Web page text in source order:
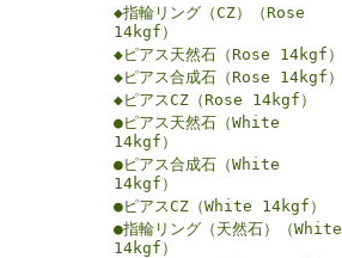
◆指輪リング（CZ）（Rose
14kgf）
◆ピアス天然石（Rose 14kgf）
◆ピアス合成石（Rose 14kgf）
◆ピアスCZ（Rose 14kgf）
●ピアス天然石（White
14kgf）
●ピアス合成石（White
14kgf）
●ピアスCZ（White 14kgf）
●指輪リング（天然石）（White
14kgf）